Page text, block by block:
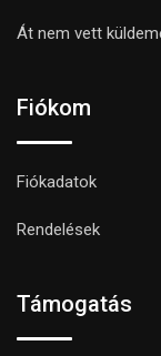
Át nem vett
Fiókom
Fiókadatok
Rendelések
Támogatás